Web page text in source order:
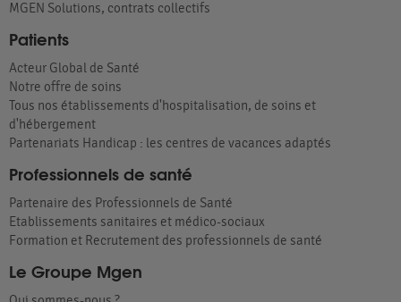
MGEN Solutions, contrats collectifs
Patients
Acteur Global de Santé
Notre offre de soins
Tous nos établissements d'hospitalisation, de soins et
d'hébergement
Partenariats Handicap : les centres de vacances adaptés
Professionnels de santé
Partenaire des Professionnels de Santé
Etablissements sanitaires et médico-sociaux
Formation et Recrutement des professionnels de santé
Le Groupe Mgen